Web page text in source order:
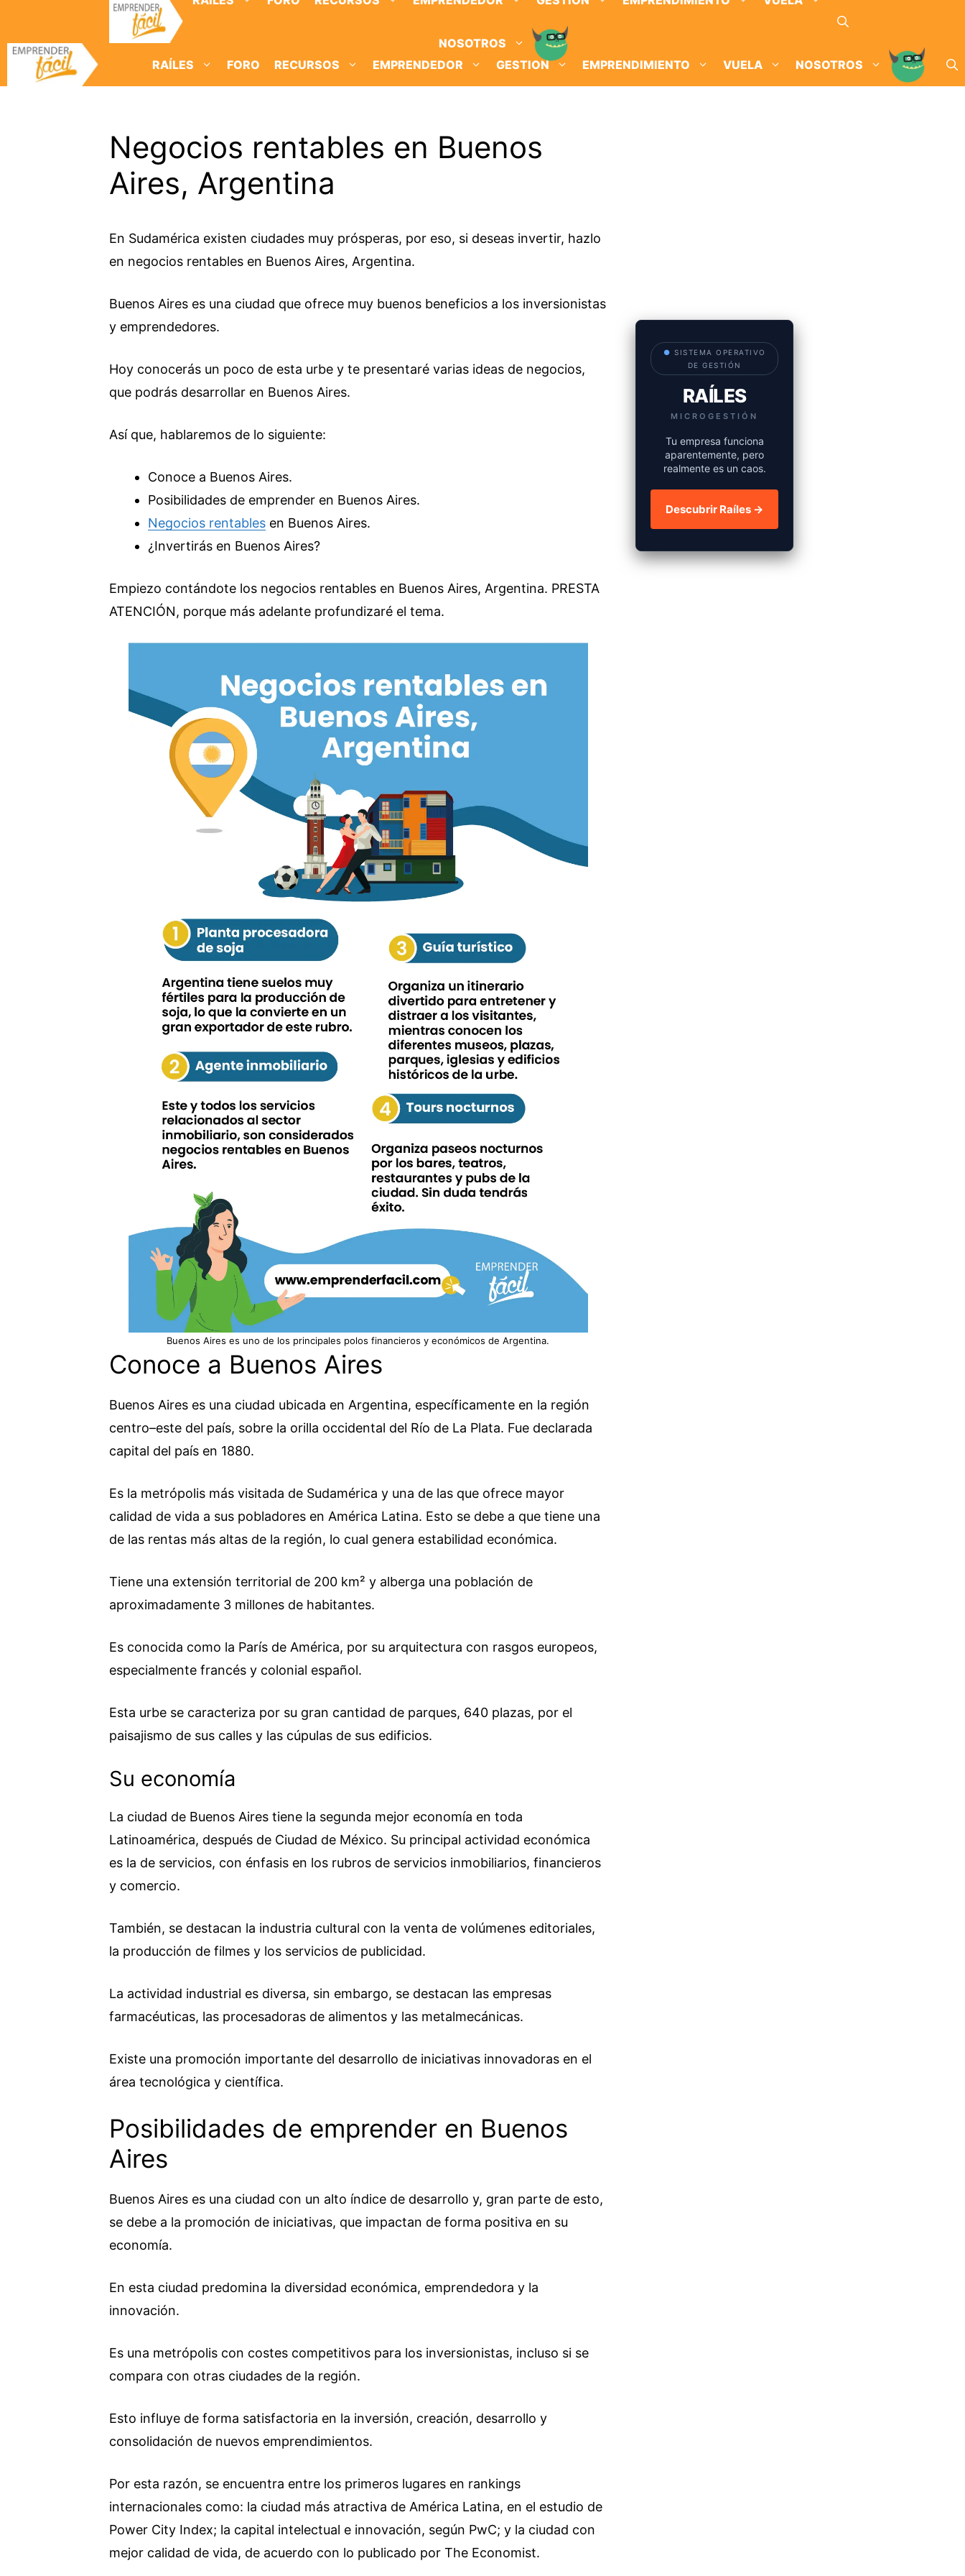
contenido
NOSOTROS
RAÍLES
FORO RECURSOS EMPRENDEDOR GESTION EMPRENDIMIENTO VUELA NOSOTROS
Negocios rentables en Buenos
Aires, Argentina
En Sudamérica existen ciudades muy prósperas, por eso, si deseas invertir, hazlo
en negocios rentables en Buenos Aires, Argentina.
Buenos Aires es una ciudad que ofrece muy buenos beneficios a los inversionistas
y emprendedores.
Hoy conocerás un poco de esta urbe y te presentaré varias ideas de negocios,
que podrás desarrollar en Buenos Aires.
Así que, hablaremos de lo siguiente:
Conoce a Buenos Aires.
Posibilidades de emprender en Buenos Aires.
Negocios rentables en Buenos Aires.
¿Invertirás en Buenos Aires?
Empiezo contándote los negocios rentables en Buenos Aires, Argentina. PRESTA
ATENCIÓN, porque más adelante profundizaré el tema.
Buenos Aires es uno de los principales polos financieros y económicos de Argentina.
Conoce a Buenos Aires
Buenos Aires es una ciudad ubicada en Argentina, específicamente en la región
centro–este del país, sobre la orilla occidental del Río de La Plata. Fue declarada
capital del país en 1880.
Es la metrópolis más visitada de Sudamérica y una de las que ofrece mayor
calidad de vida a sus pobladores en América Latina. Esto se debe a que tiene una
de las rentas más altas de la región, lo cual genera estabilidad económica.
Tiene una extensión territorial de 200 km² y alberga una población de
aproximadamente 3 millones de habitantes.
Es conocida como la París de América, por su arquitectura con rasgos europeos,
especialmente francés y colonial español.
Esta urbe se caracteriza por su gran cantidad de parques, 640 plazas, por el
paisajismo de sus calles y las cúpulas de sus edificios.
Su economía
La ciudad de Buenos Aires tiene la segunda mejor economía en toda
Latinoamérica, después de Ciudad de México. Su principal actividad económica
es la de servicios, con énfasis en los rubros de servicios inmobiliarios, financieros
y comercio.
También, se destacan la industria cultural con la venta de volúmenes editoriales,
la producción de filmes y los servicios de publicidad.
La actividad industrial es diversa, sin embargo, se destacan las empresas
farmacéuticas, las procesadoras de alimentos y las metalmecánicas.
Existe una promoción importante del desarrollo de iniciativas innovadoras en el
área tecnológica y científica.
Posibilidades de emprender en Buenos
Aires
Buenos Aires es una ciudad con un alto índice de desarrollo y, gran parte de esto,
se debe a la promoción de iniciativas, que impactan de forma positiva en su
economía.
En esta ciudad predomina la diversidad económica, emprendedora y la
innovación.
Es una metrópolis con costes competitivos para los inversionistas, incluso si se
compara con otras ciudades de la región.
Esto influye de forma satisfactoria en la inversión, creación, desarrollo y
consolidación de nuevos emprendimientos.
Por esta razón, se encuentra entre los primeros lugares en rankings
internacionales como: la ciudad más atractiva de América Latina, en el estudio de
Power City Index; la capital intelectual e innovación, según PwC; y la ciudad con
mejor calidad de vida, de acuerdo con lo publicado por The Economist.
● SISTEMA OPERATIVO
DE GESTIÓN
RAÍLES
MICROGESTIÓN
Tu empresa funciona
aparentemente, pero
realmente es un caos.
Descubrir Raíles →